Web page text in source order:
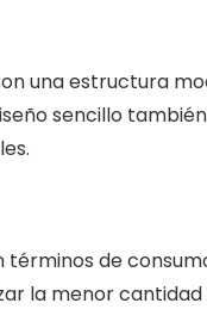
una estructura
sencillo
de
la menor